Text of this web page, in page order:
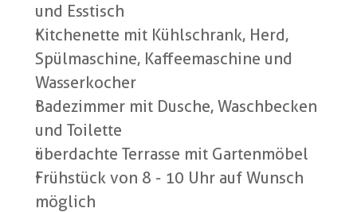
und Esstisch
Kitchenette mit Kühlschrank, Herd,
Spülmaschine, Kaffeemaschine und
Wasserkocher
Badezimmer mit Dusche, Waschbecken
und Toilette
überdachte Terrasse mit Gartenmöbel
Frühstück von 8 - 10 Uhr auf Wunsch
möglich